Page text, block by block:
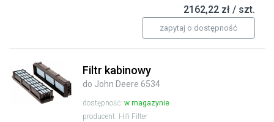
2162,22 zł / szt.
zapytaj o dostępność
Filtr kabinowy
do John Deere 6534
dostępność: w magazynie
producent: Hifi Filter